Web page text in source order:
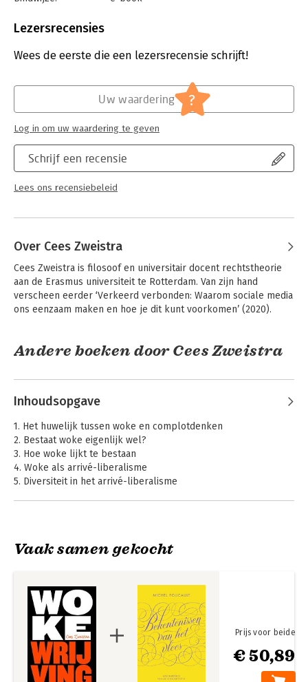
Bestandsformaat:
Uitgever:
KokBoekencentrum Non-Fictie
Filosofie
Lezersrecensies
Wees de eerste die een lezersrecensie schrijft!
Schrijf een recensie
Lees ons recensiebeleid
Uw waardering ?
Log in om uw waardering te geven
Over Cees Zweistra
Cees Zweistra is filosoof en universitair docent rechtstheorie
aan de Erasmus universiteit te Rotterdam. Van zijn hand
verscheen eerder ‘Verkeerd verbonden: Waarom sociale media
ons eenzaam maken en hoe je dit kunt voorkomen’ (2020).
Andere boeken door Cees Zweistra
Bekijk alle boeken
Inhoudsopgave
1. Het huwelijk tussen woke en complotdenken
2. Bestaat woke eigenlijk wel?
3. Hoe woke lijkt te bestaan
4. Woke als arrivé-liberalisme
5. Diversiteit in het arrivé-liberalisme
10. Kracht en zwakte
13. Het geweld van de dingen
14. De kleine daden die ertoe doen
15. De kleine huiselijkheid die ertoe doet
Epiloog
Vaak samen gekocht
€ 50,89
Prijs voor beide